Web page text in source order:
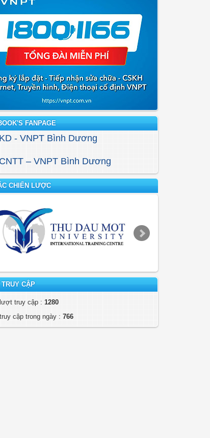
FANPAGE
- VNPT Bình Dương
– VNPT Bình Dương
CHIẾN LƯỢC
CẬP
truy cập : 1280
cập trong ngày : 766